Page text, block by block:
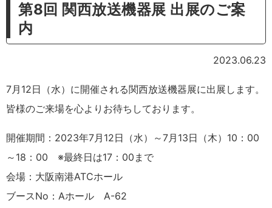
什器・板金
採用情報
第8回 関西放送機器展 出展のご案
内
2023.06.23
7月12日（水）に開催される関西放送機器展に出展します。
皆様のご来場を心よりお待ちしております。
開催期間：2023年7月12日（水）～7月13日（木）10：00
～18：00 ※最終日は17：00まで
会場：大阪南港ATCホール
ブースNo：Aホール A-62